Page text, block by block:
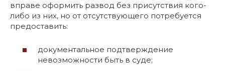
вправе оформить развод без присутствия кого-
либо из них, но от отсутствующего потребуется
предоставить:
документальное подтверждение
невозможности быть в суде;